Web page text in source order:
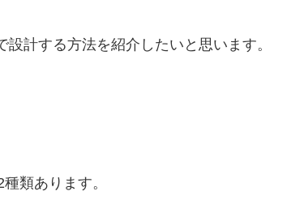
計する方法を紹介したいと思います。
類あります。